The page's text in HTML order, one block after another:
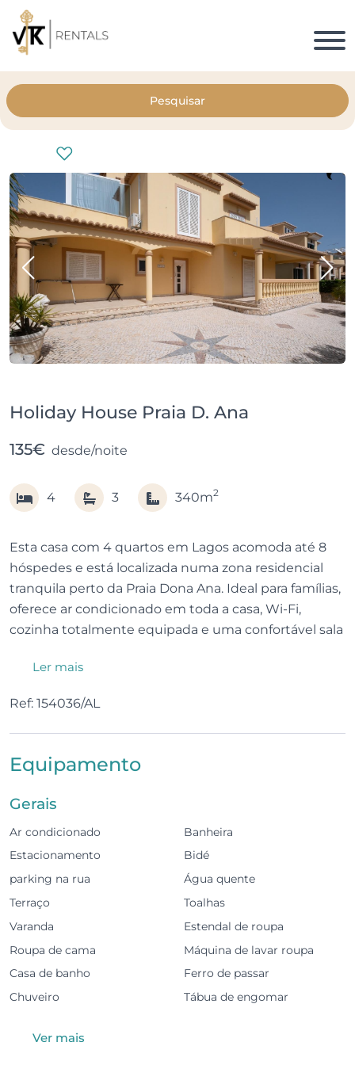
Pesquisar
Holiday House Praia D. Ana
4 3 340m2
Esta casa com 4 quartos em Lagos acomoda até 8
hóspedes e está localizada numa zona residencial
tranquila perto da Praia Dona Ana. Ideal para famílias,
oferece ar condicionado em toda a casa, Wi-Fi,
cozinha totalmente equipada e uma confortável sala
de banho. A casa dispõe ainda de uma segunda zona
carros, tudo a curta distância das praias e do centro
4 quartos, 2 são em suite
Capacidade para até 8 hóspedes
3 casas de banho
Cozinha totalmente equipada
Ler mais
Ref: 154036/AL
Equipamento
Gerais
Ar condicionado
Estacionamento
parking na rua
Terraço
Varanda
Roupa de cama
Casa de banho
Chuveiro
Banheira
Bidé
Água quente
Toalhas
Estendal de roupa
Máquina de lavar roupa
Ferro de passar
Tábua de engomar
Ver mais
135€ desde/noite